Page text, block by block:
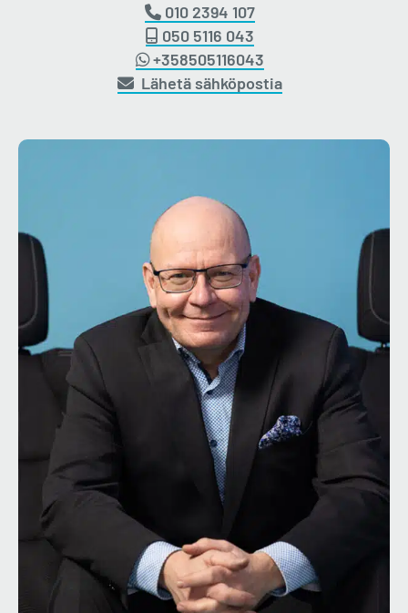
010 2394 107
050 5116 043
+358505116043
Lähetä sähköpostia